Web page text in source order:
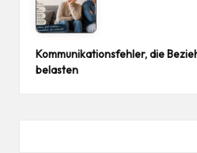
Kommunikationsfehler, die
belasten